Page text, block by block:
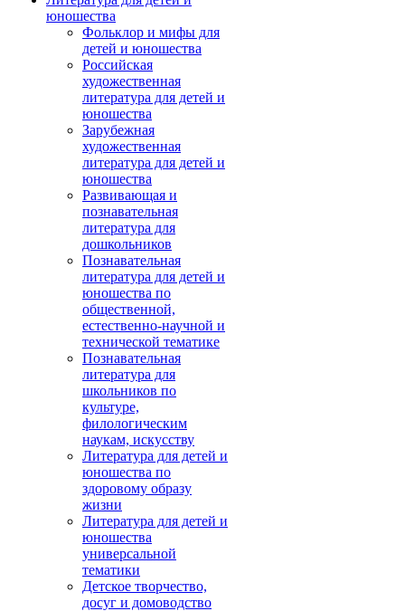
юношества
Фольклор и мифы для
детей и юношества
Российская
художественная
литература для детей и
юношества
Зарубежная
художественная
литература для детей и
юношества
Развивающая и
познавательная
литература для
дошкольников
Познавательная
литература для детей и
юношества по
общественной,
естественно-научной и
технической тематике
Познавательная
литература для
школьников по
культуре,
филологическим
наукам, искусству
Литература для детей и
юношества по
здоровому образу
жизни
Литература для детей и
юношества
универсальной
тематики
Детское творчество,
досуг и домоводство